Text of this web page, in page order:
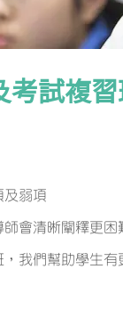
考試複習
及弱項
會清晰闡釋更
我們幫助學生有